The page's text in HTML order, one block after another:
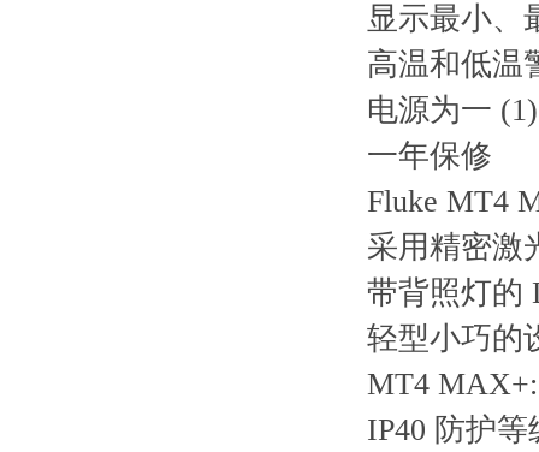
显示最小、
高温和低温
电源为一
一年保修
Fluke MT4
采用精密激
带背照灯的
轻型小巧的
MT4
IP40 防护